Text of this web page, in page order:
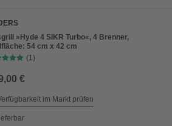
»Hyde 4 SIKR Turbo«, 4 Brenner,
54 cm x 42 cm
(1)
€
im Markt prüfen
lieferbar